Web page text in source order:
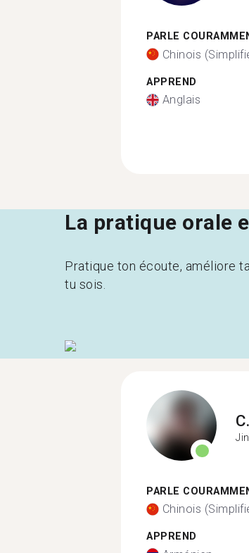
PARLE
Chinois
APPREND
Anglais
La pratique orale
Pratique ton écoute, améliore
tu sois.
C.
PARLE
Chinois
APPREND